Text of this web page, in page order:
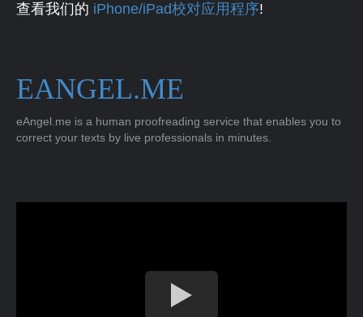
查看我们的 iPhone/iPad校对应用程序!
EANGEL.ME
eAngel.me is a human proofreading service that enables you to
correct your texts by live professionals in minutes.